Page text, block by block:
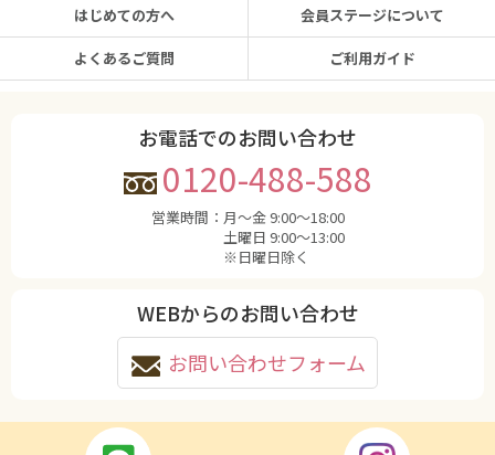
はじめての方へ
よくあるご質問
会員ステージについて
ご利用ガイド
お電話でのお問い合わせ
0120-488-588
営業時間： 月〜金 9:00〜18:00
土曜日 9:00〜13:00
※日曜日除く
WEBからのお問い合わせ
お問い合わせフォーム